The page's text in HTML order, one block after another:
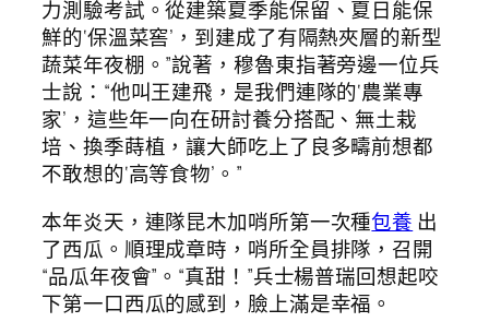
力測驗考試。從建築夏季能保留、夏日能保
鮮的‘保溫菜窖’，到建成了有隔熱夾層的新型
蔬菜年夜棚。”說著，穆魯東指著旁邊一位兵
士說：“他叫王建飛，是我們連隊的‘農業專
家’，這些年一向在研討養分搭配、無土栽
培、換季蒔植，讓大師吃上了良多疇前想都
不敢想的‘高等食物’。”
本年炎天，連隊昆木加哨所第一次種包養 出
了西瓜。順理成章時，哨所全員排隊，召開
“品瓜年夜會”。“真甜！”兵士楊普瑞回想起咬
下第一口西瓜的感到，臉上滿是幸福。